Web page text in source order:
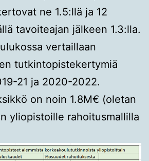
ne 1.5:llä ja 12
tavoiteajan jälkeen 1.3:lla.
vertaillaan
tutkintopistekertymiä
21 ja 2020-2022.
on noin 1.8M€ (oletan
yliopistoille rahoitusmallilla